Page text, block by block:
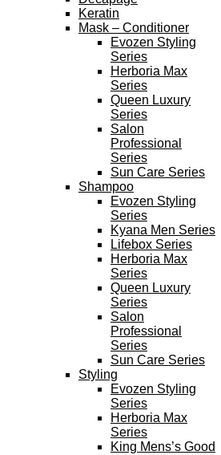
Keratin
Mask – Conditioner
Evozen Styling
Series
Herboria Max
Series
Queen Luxury
Series
Salon
Professional
Series
Sun Care Series
Shampoo
Evozen Styling
Series
Kyana Men Series
Lifebox Series
Herboria Max
Series
Queen Luxury
Series
Salon
Professional
Series
Sun Care Series
Styling
Evozen Styling
Series
Herboria Max
Series
King Mens’s Good